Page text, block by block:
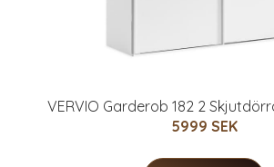
VERVIO Garderob 182 2
5999 SEK